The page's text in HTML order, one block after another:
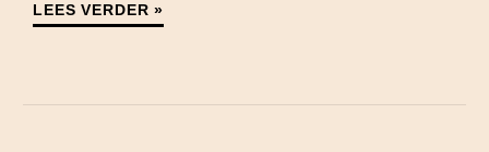
LEES VERDER »